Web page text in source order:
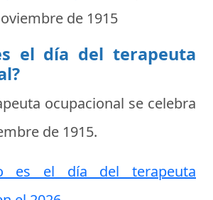
de 1915
el día del terapeuta
ocupacional se celebra
de 1915.
es el día del terapeuta